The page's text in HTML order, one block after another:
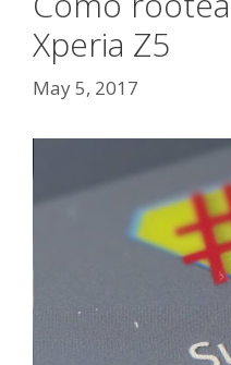
Xperia Z5
May 5, 2017